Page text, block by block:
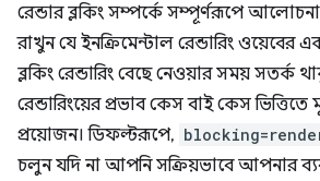
রেন্ডার ব্লকিং সম্পর্কে সম্পূর্ণরূপে
রাখুন যে ইনক্রিমেন্টাল রেন্ডারিং
ব্লকিং রেন্ডারিং বেছে নেওয়ার সময় সতর্ক
রেন্ডারিংয়ের প্রভাব কেস বাই কেস
প্রয়োজন। ডিফল্টরূপে,
চলুন যদি না আপনি সক্রিয়ভাবে আপনার